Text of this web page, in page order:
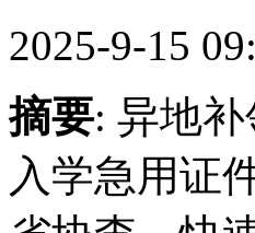
2025-9-15
摘要: 异地
入学急用证